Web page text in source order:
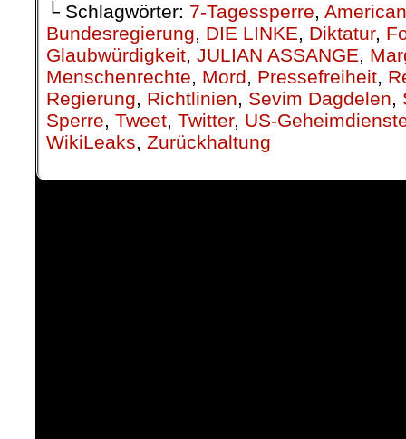
└ Schlagwörter: 7-Tagessperre,
Bundesregierung, DIE LINKE, Diktatur,
Glaubwürdigkeit, JULIAN ASSANGE,
Menschenrechte, Mord, Pressefreiheit,
Regierung, Richtlinien, Sevim Dagdelen,
Sperre, Tweet, Twitter, US-
WikiLeaks, Zurückhaltung